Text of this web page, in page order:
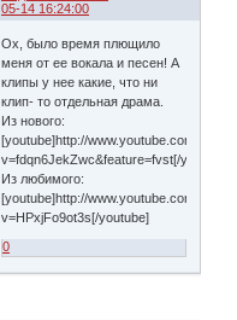
05-14 16:24:00
Ох, было время плющило
меня от ее вокала и песен! А
клипы у нее какие, что ни
клип- то отдельная драма.
Из нового:
[youtube]http://www.youtube.com/
v=fdqn6JekZwc&feature=fvst[/youtube]
Из любимого:
[youtube]http://www.youtube.com/
v=HPxjFo9ot3s[/youtube]
0